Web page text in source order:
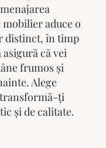
aduce o
distinct, în timp
că vei
frumos și
Alege
ți
și de calitate.